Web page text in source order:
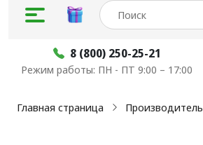
8 (800) 250-25-21
Режим работы: ПН - ПТ 9:00 – 17:00
Главная страница Производитель